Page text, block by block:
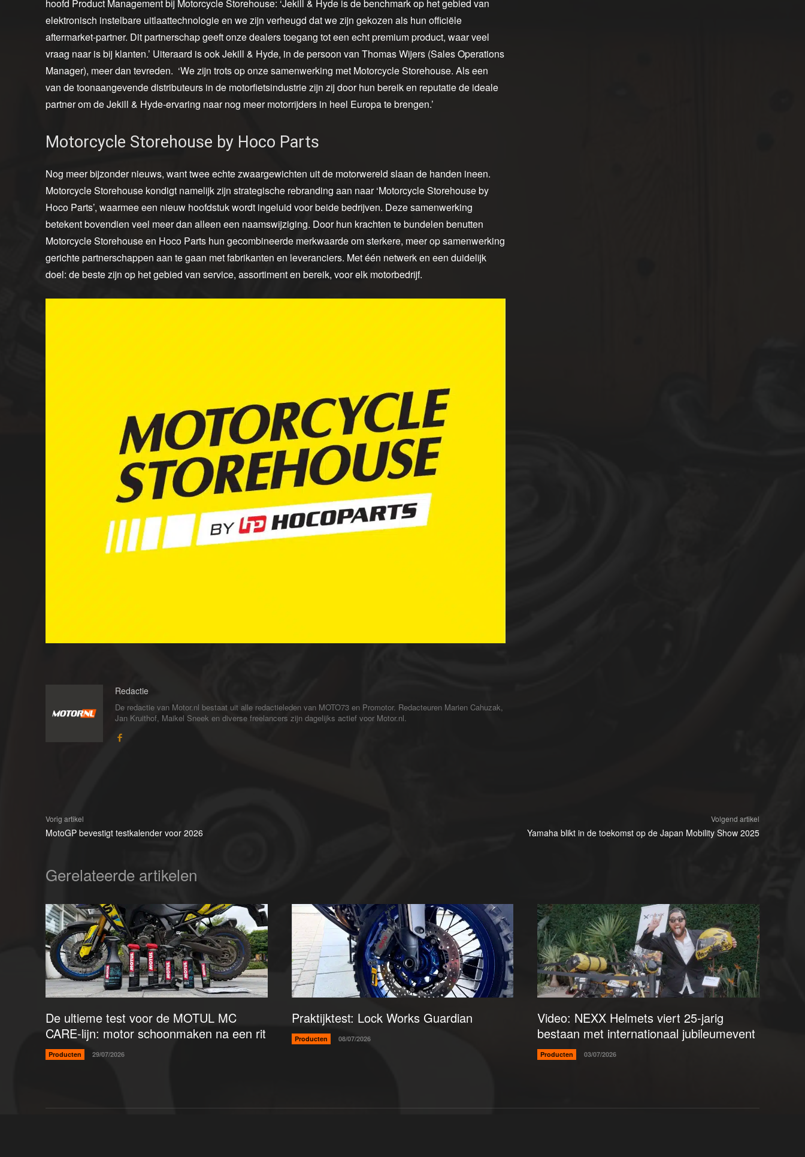
hoofd Product Management bij Motorcycle Storehouse: ‘Jekill & Hyde is de benchmark op het gebied van
elektronisch instelbare uitlaattechnologie en we zijn verheugd dat we zijn gekozen als hun officiële
aftermarket-partner. Dit partnerschap geeft onze dealers toegang tot een echt premium product, waar veel
vraag naar is bij klanten.’ Uiteraard is ook Jekill & Hyde, in de persoon van Thomas Wijers (Sales Operations
Manager), meer dan tevreden. ‘We zijn trots op onze samenwerking met Motorcycle Storehouse. Als een
van de toonaangevende distributeurs in de motorfietsindustrie zijn zij door hun bereik en reputatie de ideale
partner om de Jekill & Hyde-ervaring naar nog meer motorrijders in heel Europa te brengen.’
Motorcycle Storehouse by Hoco Parts
Nog meer bijzonder nieuws, want twee echte zwaargewichten uit de motorwereld slaan de handen ineen.
Motorcycle Storehouse kondigt namelijk zijn strategische rebranding aan naar ‘Motorcycle Storehouse by
Hoco Parts’, waarmee een nieuw hoofdstuk wordt ingeluid voor beide bedrijven. Deze samenwerking
betekent bovendien veel meer dan alleen een naamswijziging. Door hun krachten te bundelen benutten
Motorcycle Storehouse en Hoco Parts hun gecombineerde merkwaarde om sterkere, meer op samenwerking
gerichte partnerschappen aan te gaan met fabrikanten en leveranciers. Met één netwerk en een duidelijk
doel: de beste zijn op het gebied van service, assortiment en bereik, voor elk motorbedrijf.
Redactie
De redactie van Motor.nl bestaat uit alle redactieleden van MOTO73 en Promotor. Redacteuren Marien Cahuzak,
Jan Kruithof, Maikel Sneek en diverse freelancers zijn dagelijks actief voor Motor.nl.
Vorig artikel
MotoGP bevestigt testkalender voor 2026
Volgend artikel
Yamaha blikt in de toekomst op de Japan Mobility Show 2025
Gerelateerde artikelen
De ultieme test voor de MOTUL MC
CARE-lijn: motor schoonmaken na een rit
Producten 29/07/2026
Praktijktest: Lock Works Guardian
Producten 08/07/2026
Video: NEXX Helmets viert 25-jarig
bestaan met internationaal jubileumevent
Producten 03/07/2026